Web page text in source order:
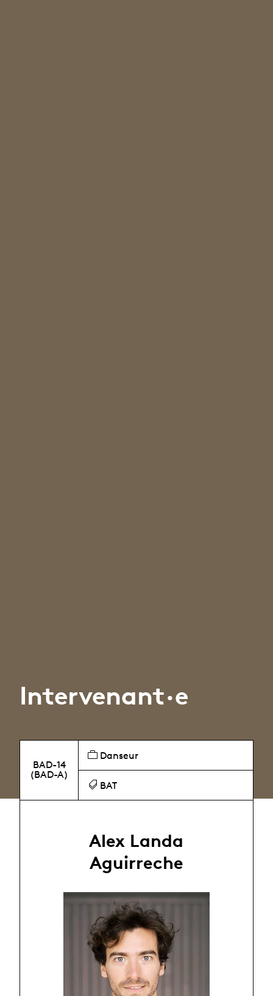
Intervenant·e
BAD-14
(BAD-A)
Danseur
BAT
Alex Landa
Aguirreche